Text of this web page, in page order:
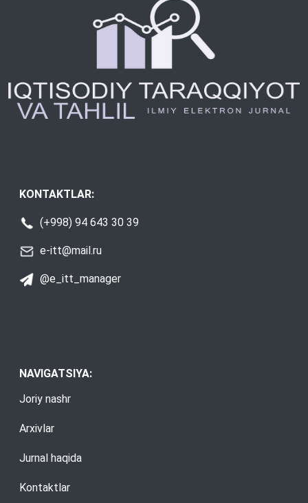
KONTAKTLAR:
(+998) 94 643 30 39
e-itt@mail.ru
@e_itt_manager
NAVIGATSIYA:
Joriy nashr
Arxivlar
Jurnal haqida
Kontaktlar